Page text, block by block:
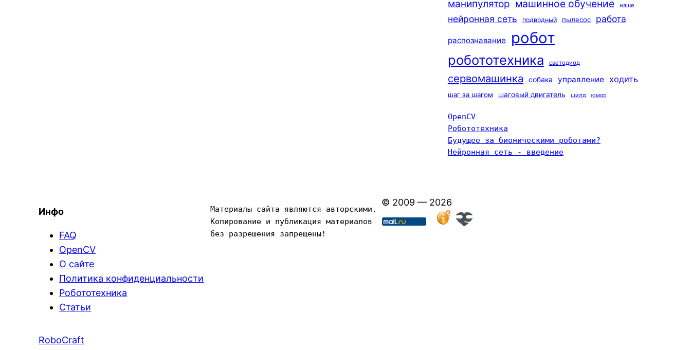
манипулятор машинное обучение наше
нейронная сеть подводный пылесос работа
распознавание робот
робототехника светодиод
сервомашинка собака управление ходить
шаг за шагом шаговый двигатель шилд юмор
OpenCV
Робототехника
Будущее за бионическими роботами?
Нейронная сеть - введение
Инфо
FAQ
OpenCV
О сайте
Политика конфиденциальности
Робототехника
Статьи
Материалы сайта являются авторскими.
Копирование и публикация материалов
без разрешения запрещены!
© 2009 — 2026
RoboCraft